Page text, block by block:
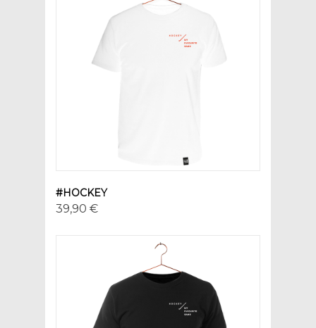
#HOCKEY
39,90 €